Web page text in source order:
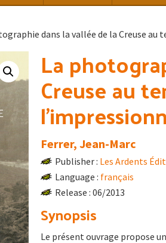
dans la vallée de la Creuse au
La
Creuse au
Ferrer, Jean-Marc
Publisher : Les Ardents
Language : français
Release : 06/2013
Synopsis
Le présent ouvrage propose